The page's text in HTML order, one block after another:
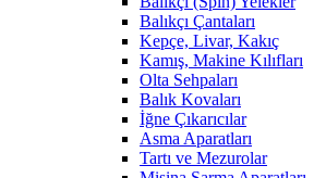
Balıkçı Çantaları
Kepçe, Livar, Kakıç
Kamış, Makine Kılıfları
Olta Sehpaları
Balık Kovaları
İğne Çıkarıcılar
Asma Aparatları
Tartı ve Mezurolar